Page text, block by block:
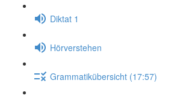
Diktat 1
Hörverstehen
Grammatikübersicht (17:57)